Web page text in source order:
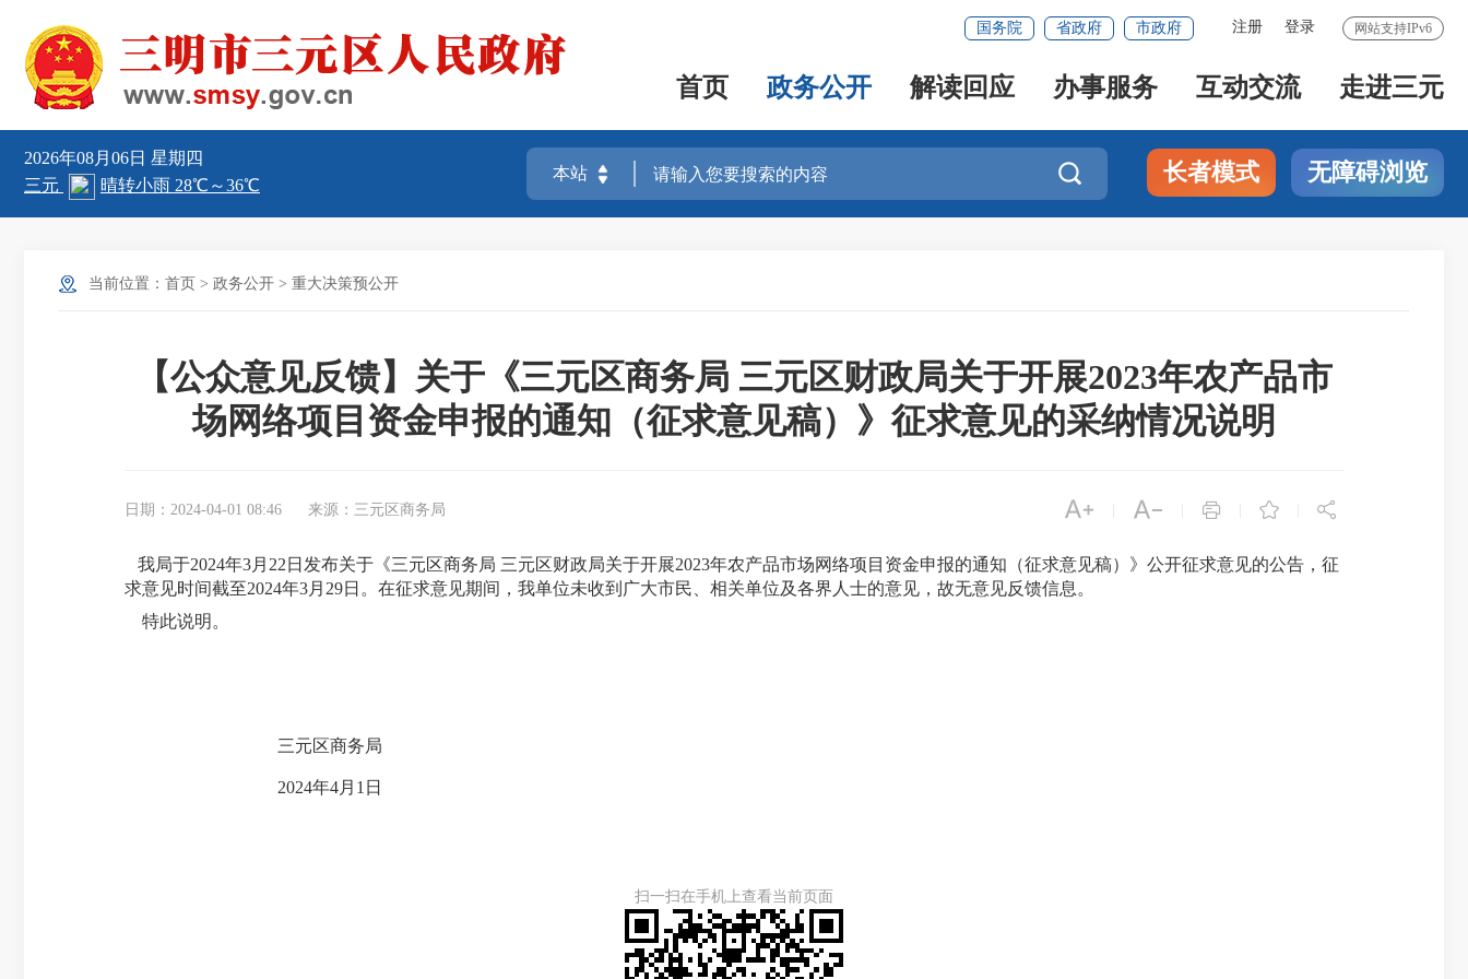
网站支持IPv6
注册 登录
国务院 省政府 市政府
首页 政务公开 解读回应 办事服务 互动交流 走进三元
2026年08月06日 星期四
 长者模式 无障碍浏览
当前位置： 首页 > 政务公开 > 重大决策预公开
【公众意见反馈】关于《三元区商务局 三元区财政局关于开展2023年农产品市
场网络项目资金申报的通知（征求意见稿）》征求意见的采纳情况说明
日期：2024-04-01 08:46 来源：三元区商务局     
我局于2024年3月 22 日发布关于《三元区商务局 三元区财政局关于开展2023年农产品市场网络项目资金申报的通知（征求意见稿）》公开征求意见的公告，征
求意见时间截至2024年3月 29日 。 在征求意见期间，我单位未收到广大市民、相关单位及各界人士的意见，故无意见反馈信息。
特此说明。
三元区商务局
2024年4月 1 日
扫一扫在手机上查看当前页面